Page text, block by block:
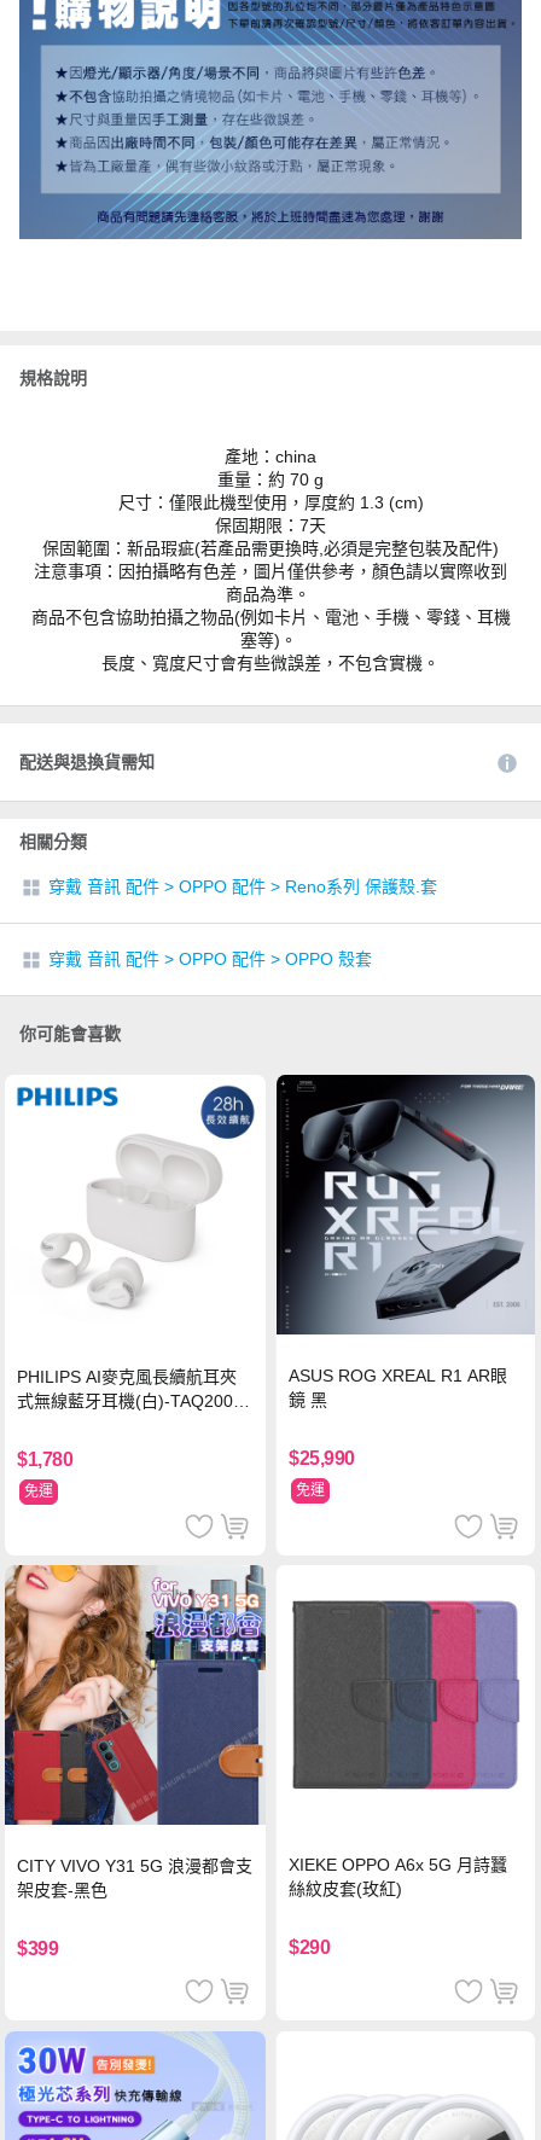
規格說明
產地：china
重量：約 70 g
尺寸：僅限此機型使用，厚度約 1.3 (cm)
保固期限：7天
保固範圍：新品瑕疵(若產品需更換時,必須是完整包裝及配件)
注意事項：因拍攝略有色差，圖片僅供參考，顏色請以實際收到
商品為準。
商品不包含協助拍攝之物品(例如卡片、電池、手機、零錢、耳機
塞等)。
長度、寬度尺寸會有些微誤差，不包含實機。
配送與退換貨需知
相關分類
穿戴 音訊 配件 > OPPO 配件 > Reno系列 保護殼.套
穿戴 音訊 配件 > OPPO 配件 > OPPO 殼套
你可能會喜歡
PHILIPS AI麥克風長續航耳夾
式無線藍牙耳機(白)-TAQ2000
$1,780
免運
ASUS ROG XREAL R1 AR眼
鏡 黑
$25,990
免運
CITY VIVO Y31 5G 浪漫都會支
架皮套-黑色
$399
XIEKE OPPO A6x 5G 月詩蠶
絲紋皮套(玫紅)
$290